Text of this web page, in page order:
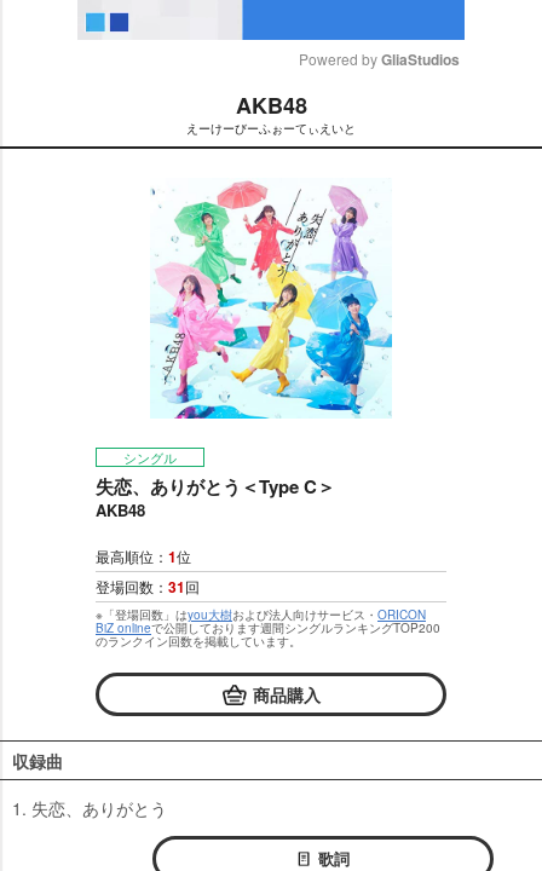
t
Powered by GliaStudios
AKB48
えーけーびーふぉーてぃえいと
シングル
失恋、ありがとう＜Type C＞
AKB48
最高順位： 1位
登場回数： 31回
※「登場回数」はyou大樹および法人向けサービス・ ORICON
BiZ onlineで公開しております週間シングルランキングTOP200
のランクイン回数を掲載しています。
商品購入
収録曲
1. 失恋、ありがとう
歌詞